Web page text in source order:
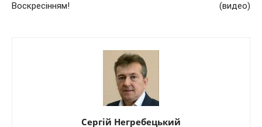
Воскресінням!
(видео)
Сергій Негребецький